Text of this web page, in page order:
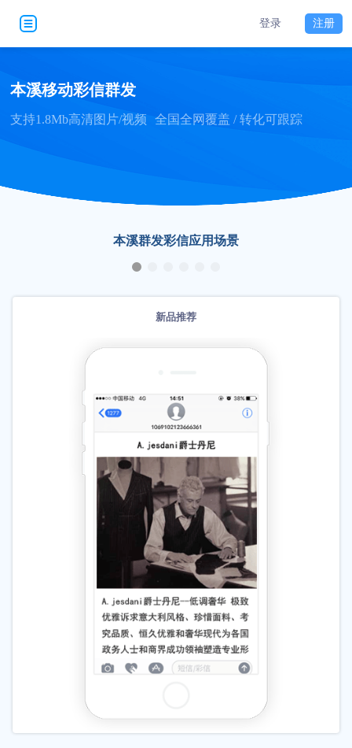
登录 注册
本溪移动彩信群发
支持1.8Mb高清图片/视频 全国全网覆盖 / 转化可跟踪
本溪群发彩信应用场景
新品推荐